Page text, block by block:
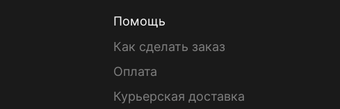
Помощь
Как сделать заказ
Оплата
Курьерская доставка